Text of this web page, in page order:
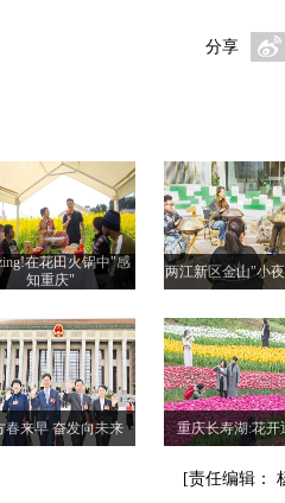
分享
在花田火锅中"感
知重庆"
两江新区金山"小
春来早 奋发向未来 重庆长寿湖:花开
[责任编辑：